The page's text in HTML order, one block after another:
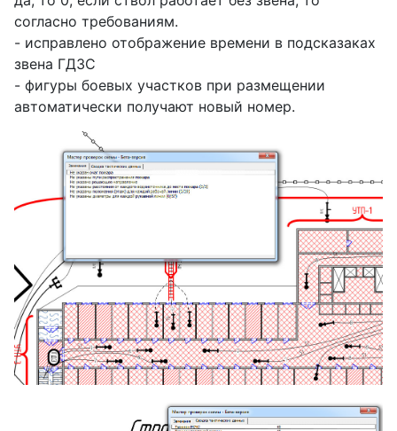
согласно требованиям.
- исправлено отображение времени в подсказаках
звена ГДЗС
- фигуры боевых участков при размещении
автоматически получают новый номер.